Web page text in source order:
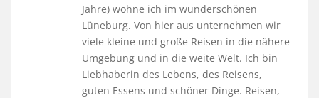
Jahre) wohne ich im wunderschönen
Lüneburg. Von hier aus unternehmen wir
viele kleine und große Reisen in die nähere
Umgebung und in die weite Welt. Ich bin
Liebhaberin des Lebens, des Reisens,
guten Essens und schöner Dinge. Reisen,